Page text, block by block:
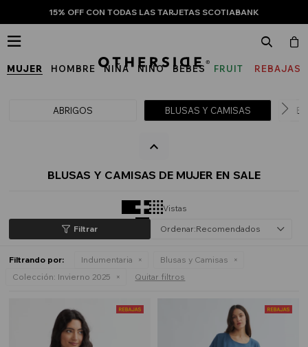
15% OFF CON TODAS LAS TARJETAS SCOTIABANK
MUJER HOMBRE NIÑA NIÑO BEBÉS
FRUIT
THE
REBAJAS

ABRIGOS BLUSAS Y CAMISAS
BLUSAS Y CAMISAS DE MUJER EN SALE
Vistas
Recomendados
Filtrando por: Indumentaria
Blusas y Camisas
Colección: Invierno 2025 Quitar filtros